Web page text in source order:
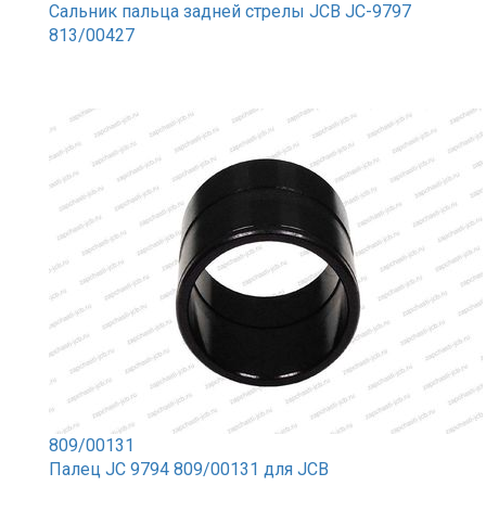
Сальник пальца задней стрелы JCB JC-9797
813/00427
809/00131
Палец JC 9794 809/00131 для JCB